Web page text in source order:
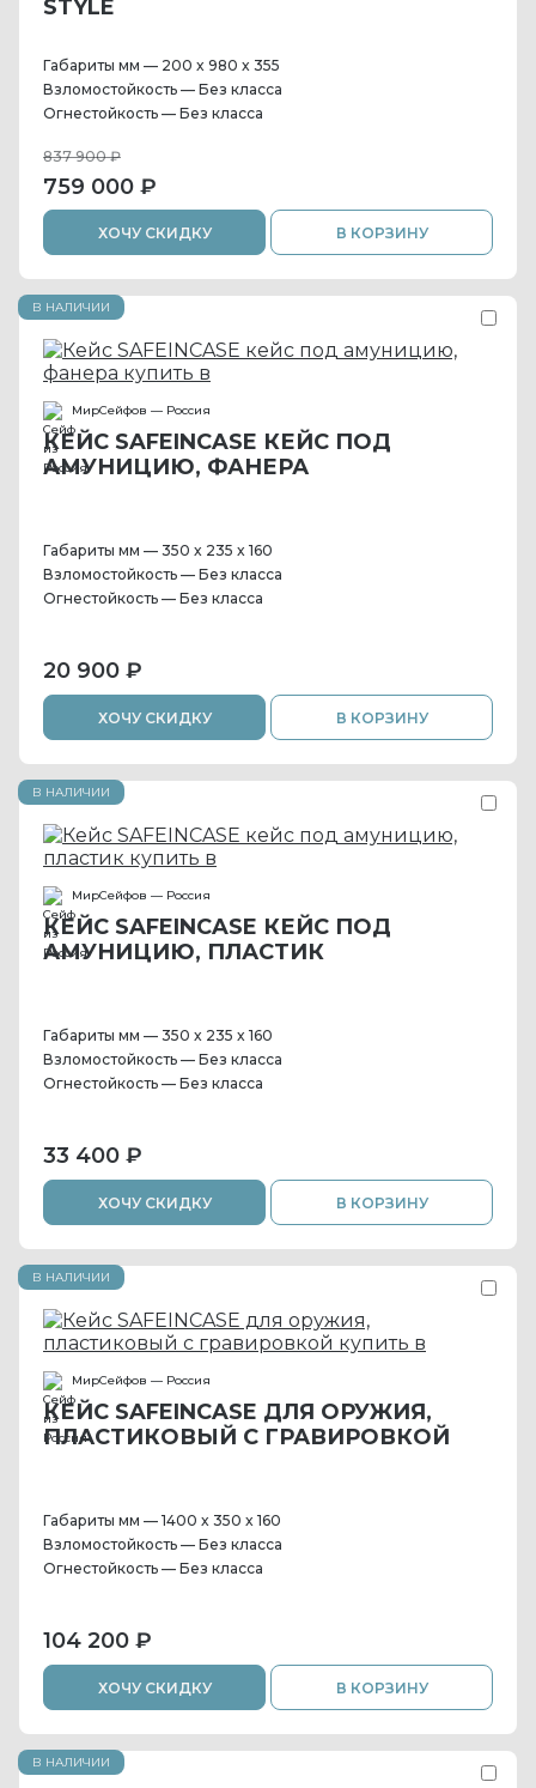
STYLE
Габариты мм — 200 x 980 x 355
Взломостойкость — Без класса
Огнестойкость — Без класса
837 900 ₽
759 000 ₽
ХОЧУ СКИДКУ В КОРЗИНУ
В НАЛИЧИИ
МирСейфов — Россия
КЕЙС SAFEINCASE КЕЙС ПОД
АМУНИЦИЮ, ФАНЕРА
Габариты мм — 350 x 235 x 160
Взломостойкость — Без класса
Огнестойкость — Без класса
20 900 ₽
ХОЧУ СКИДКУ В КОРЗИНУ
В НАЛИЧИИ
МирСейфов — Россия
КЕЙС SAFEINCASE КЕЙС ПОД
АМУНИЦИЮ, ПЛАСТИК
Габариты мм — 350 x 235 x 160
Взломостойкость — Без класса
Огнестойкость — Без класса
33 400 ₽
ХОЧУ СКИДКУ В КОРЗИНУ
В НАЛИЧИИ
МирСейфов — Россия
КЕЙС SAFEINCASE ДЛЯ ОРУЖИЯ,
ПЛАСТИКОВЫЙ С ГРАВИРОВКОЙ
Габариты мм — 1400 x 350 x 160
Взломостойкость — Без класса
Огнестойкость — Без класса
104 200 ₽
ХОЧУ СКИДКУ В КОРЗИНУ
В НАЛИЧИИ